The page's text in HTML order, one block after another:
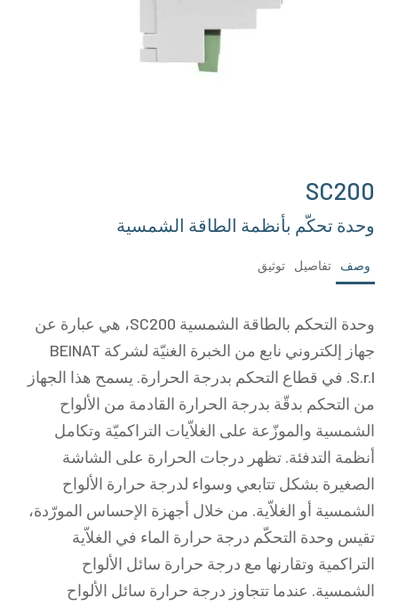
SC200
وحدة تحكّم بأنظمة الطاقة الشمسية
وصف تفاصيل توثيق
وحدة التحكم بالطاقة الشمسية SC200، هي عبارة عن
جهاز إلكتروني نابع من الخبرة الغنيّة لشركة BEINAT
S.r.l. في قطاع التحكم بدرجة الحرارة. يسمح هذا الجهاز
من التحكم بدقّة بدرجة الحرارة القادمة من الألواح
الشمسية والموزّعة على الغلاّيات التراكميّة وتكامل
أنظمة التدفئة. تظهر درجات الحرارة على الشاشة
الصغيرة بشكل تتابعي وسواء لدرجة حرارة الألواح
الشمسية أو الغلاّية. من خلال أجهزة الإحساس المورّدة،
تقيس وحدة التحكّم درجة حرارة الماء في الغلاّية
التراكمية وتقارنها مع درجة حرارة سائل الألواح
الشمسية. عندما تتجاوز درجة حرارة سائل الألواح